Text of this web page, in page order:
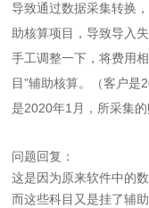
导致通过数据采集转换
助核算项目，导致导入
手工调整一下，将费用
目”辅助核算。（客户是
是2020年1月，所采集
问题回复：
这是因为原来软件中的
而这些科目又是挂了辅